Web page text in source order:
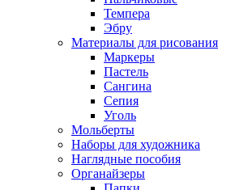
Темпера
Эбру
Материалы для рисования
Маркеры
Пастель
Сангина
Сепия
Уголь
Мольберты
Наборы для художника
Наглядные пособия
Органайзеры